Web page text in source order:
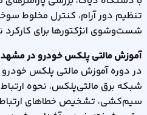
تنظیم دور آرام، کنترل مخلوط
شست‌وشوی انژکتورها برای
آموزش مالتی پلکس خودرو در مشهد
در دوره آموزش مالتی پلکس خودرو
شبکه برق مالتی‌پلکس، نحوه
سیم‌کشی، تشخیص خطاهای